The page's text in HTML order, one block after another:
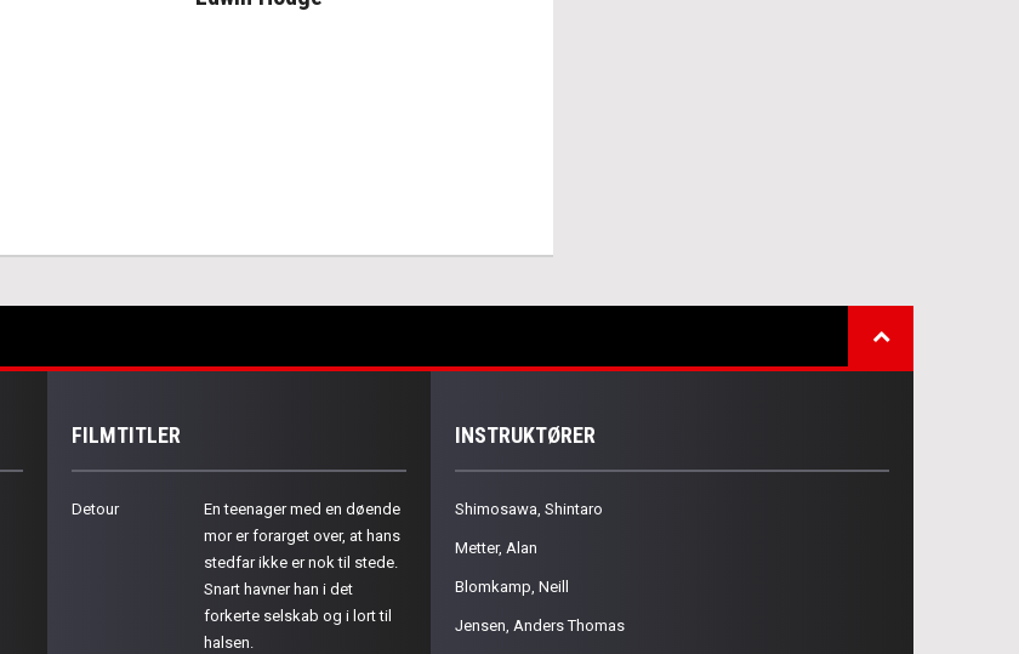
FILMTITLER
Detour
En teenager med en døende
mor er forarget over, at hans
stedfar ikke er nok til stede.
Snart havner han i det
forkerte selskab og i lort til
halsen.
INSTRUKTØRER
Shimosawa, Shintaro
Metter, Alan
Blomkamp, Neill
Jensen, Anders Thomas